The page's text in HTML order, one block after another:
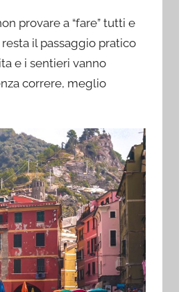
provare a “fare” tutti e
il passaggio pratico
e i sentieri vanno
correre, meglio